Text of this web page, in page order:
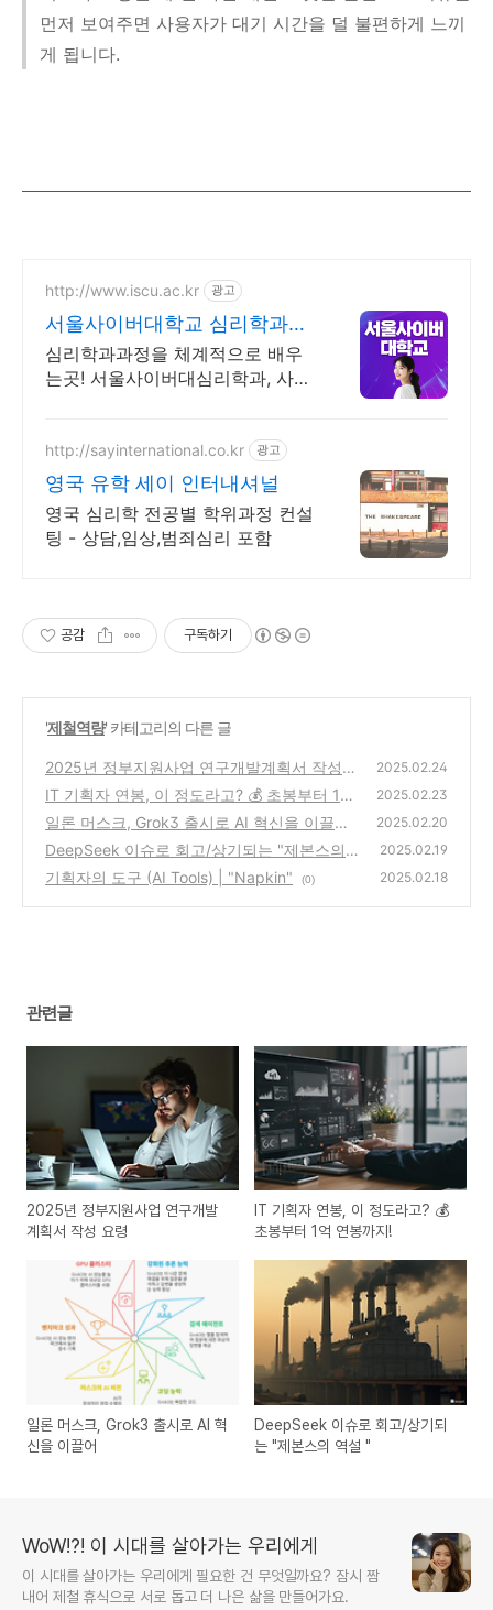
먼저 보여주면 사용자가 대기 시간을 덜 불편하게 느끼
게 됩니다.
http://www.iscu.ac.kr 광고
서울사이버대학교 심리학과
2026 가을학기 신편입생
심리학과과정을 체계적으로 배우
는곳! 서울사이버대심리학과, 사이
위까지
http://sayinternational.co.kr 광고
영국 유학 세이 인터내셔널
영국 심리학 전공별 학위과정 컨설
팅 - 상담,임상,범죄심리 포함
공감 구독하기
'제철역량' 카테고리의 다른 글
2025년 정부지원사업 연구개발계획서 작성
요령
(0)
2025.02.24
IT 기획자 연봉, 이 정도라고? 💰 초봉부터 1억
연봉까지!
(2)
2025.02.23
일론 머스크, Grok3 출시로 AI 혁신을 이끌어
(2)
2025.02.20
DeepSeek 이슈로 회고/상기되는 "제본스의
역설 "
(2)
2025.02.19
기획자의 도구 (AI Tools) | "Napkin" (0) 2025.02.18
관련글
2025년 정부지원사업 연구개발
계획서 작성 요령
IT 기획자 연봉, 이 정도라고? 💰
초봉부터 1억 연봉까지!
일론 머스크, Grok3 출시로 AI 혁
신을 이끌어
DeepSeek 이슈로 회고/상기되
는 "제본스의 역설 "
WoW!?! 이 시대를 살아가는 우리에게
이 시대를 살아가는 우리에게 필요한 건 무엇일까요? 잠시 짬
내어 제철 휴식으로 서로 돕고 더 나은 삶을 만들어가요.